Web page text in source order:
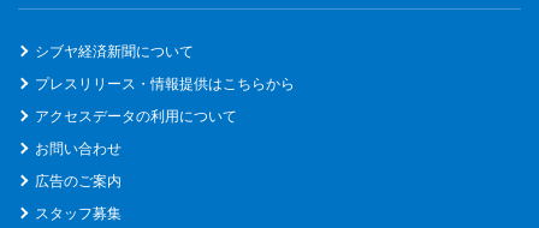
シブヤ経済新聞について
プレスリリース・情報提供はこちらから
アクセスデータの利用について
お問い合わせ
広告のご案内
スタッフ募集